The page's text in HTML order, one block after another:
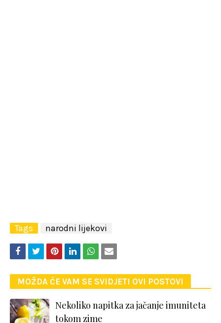
Tags narodni lijekovi
MOŽDA ĆE VAM SE SVIDJETI OVI POSTOVI
Nekoliko napitka za jačanje imuniteta
tokom zime